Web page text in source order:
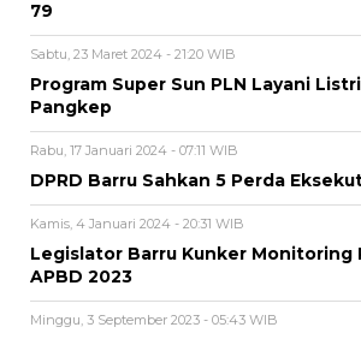
79
Sabtu, 23 Maret 2024 - 21:20 WIB
Program Super Sun PLN Layani
Pangkep
Rabu, 17 Januari 2024 - 07:11 WIB
DPRD Barru Sahkan 5 Perda
Kamis, 4 Januari 2024 - 20:31 WIB
Legislator Barru Kunker Monitoring
APBD 2023
Minggu, 3 September 2023 - 05:43 WIB